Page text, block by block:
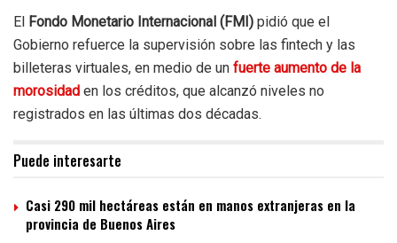
El Fondo Monetario Internacional (FMI) pidió que el
Gobierno refuerce la supervisión sobre las fintech y las
billeteras virtuales, en medio de un fuerte aumento de la
morosidad en los créditos, que alcanzó niveles no
registrados en las últimas dos décadas.
Puede interesarte
Casi 290 mil hectáreas están en manos extranjeras en la
provincia de Buenos Aires